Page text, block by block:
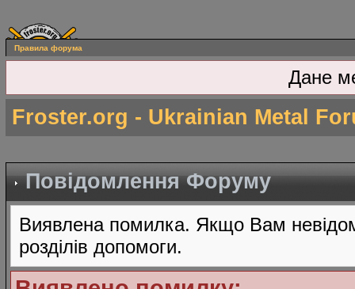
Правила форума
Дане
Froster.org - Ukrainian Metal
Повідомлення Форуму
Виявлена помилка. Якщо Вам
розділів допомоги.